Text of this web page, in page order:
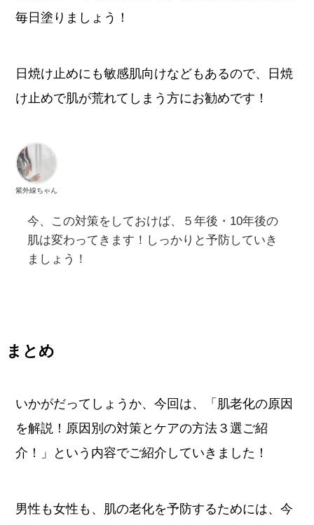
毎日塗りましょう！
日焼け止めにも敏感肌向けなどもあるので、日焼
け止めで肌が荒れてしまう方にお勧めです！
紫外線ちゃん
今、この対策をしておけば、５年後・10年後の
肌は変わってきます！しっかりと予防していき
ましょう！
まとめ
いかがだってしょうか、今回は、「肌老化の原因
を解説！原因別の対策とケアの方法３選ご紹
介！」という内容でご紹介していきました！
男性も女性も、肌の老化を予防するためには、今